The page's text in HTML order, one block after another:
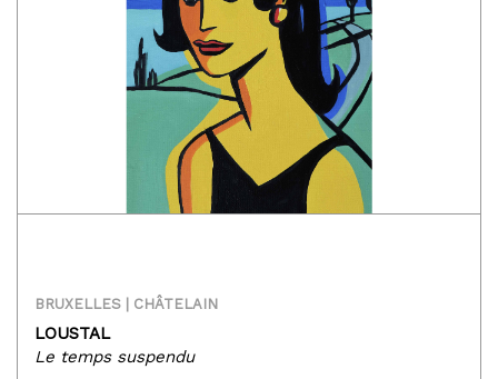
BRUXELLES | CHÂTELAIN
LOUSTAL
Le temps suspendu